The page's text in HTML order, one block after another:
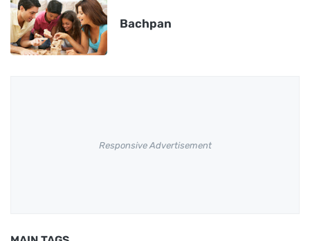
Bachpan
Responsive Advertisement